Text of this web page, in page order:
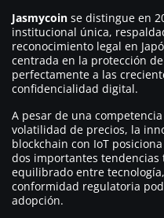
Jasmycoin se distingue en
institucional única,
reconocimiento legal en
centrada en la protección
perfectamente a las
confidencialidad digital.
A pesar de una
volatilidad de precios, la
blockchain con IoT
dos importantes tendencias
equilibrado entre
conformidad regulatoria
adopción.